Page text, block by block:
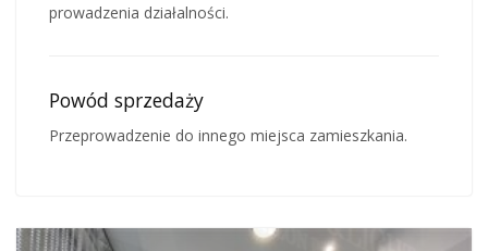
prowadzenia działalności.
Powód sprzedaży
Przeprowadzenie do innego miejsca zamieszkania.